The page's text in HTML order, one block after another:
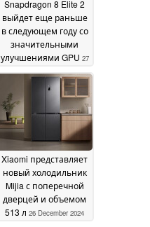
Snapdragon 8 Elite 2
выйдет еще раньше
в следующем году со
значительными
улучшениями GPU 27
December 2024
Xiaomi представляет
новый холодильник
Mijia с поперечной
дверцей и объемом
513 л 26 December 2024